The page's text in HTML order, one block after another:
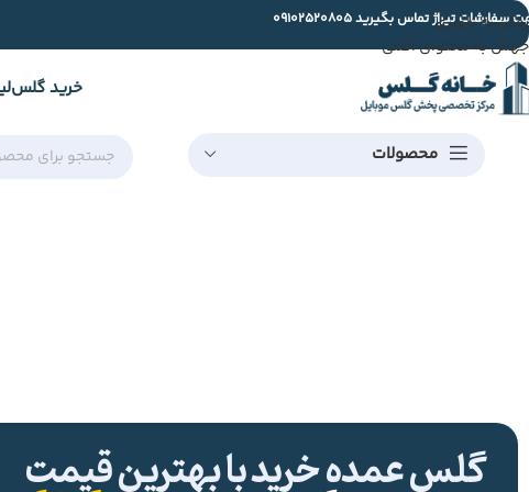
رفتن به ناوبری
جهش به محتوای اصلی
09102520805سفارشات تیراژ تماس بگیرید
خرید گلس
محصولات
گلس عمده خرید با بهترین قیمت